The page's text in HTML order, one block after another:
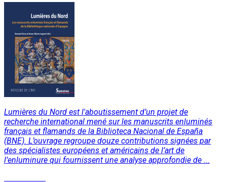
Lumières du Nord est l'aboutissement d’un projet de
recherche international mené sur les manuscrits enluminés
français et flamands de la Biblioteca Nacional de España
(BNE). L’ouvrage regroupe douze contributions signées par
des spécialistes européens et américains de l’art de
l’enluminure qui fournissent une analyse approfondie de ...